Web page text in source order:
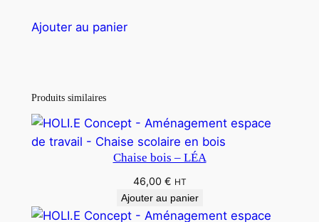
Ajouter au panier
Produits similaires
Chaise bois – LÉA
46,00 € HT
Ajouter au panier